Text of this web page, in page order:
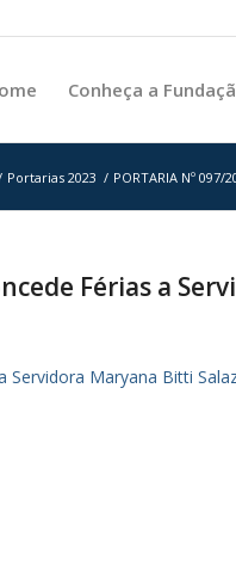
Conheça a
Portarias 2023 / PORTARIA Nº
Férias a
Servidora Maryana Bitti